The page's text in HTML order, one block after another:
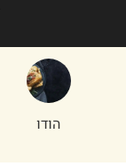
הודו